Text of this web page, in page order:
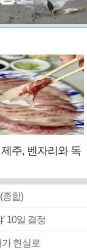
주, 벤자리와 독
종합)
10일 결정
현실로